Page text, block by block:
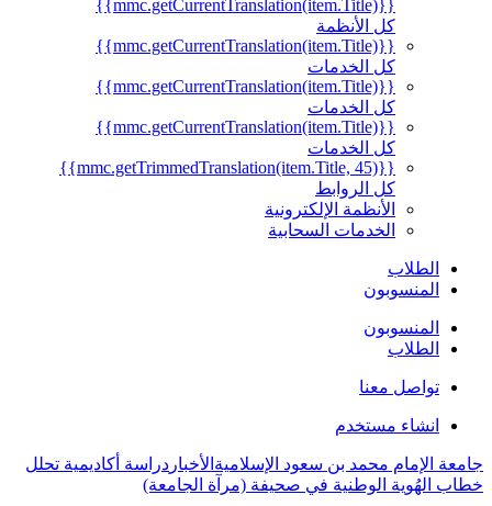
{{mmc.getCurrentTranslation(item.Title)}}
كل الأنظمة
{{mmc.getCurrentTranslation(item.Title)}}
كل الخدمات
{{mmc.getCurrentTranslation(item.Title)}}
كل الخدمات
{{mmc.getCurrentTranslation(item.Title)}}
كل الخدمات
{{mmc.getTrimmedTranslation(item.Title, 45)}}
كل الروابط
الأنظمة الإلكترونية
الخدمات السحابية
الطلاب
المنسوبون
المنسوبون
الطلاب
تواصل معنا
انشاء مستخدم
جامعة الإمام محمد بن سعود الإسلامية الأخبار دراسة أكاديمية تحلل
خطاب الهُوية الوطنية في صحيفة (مرآة الجامعة)